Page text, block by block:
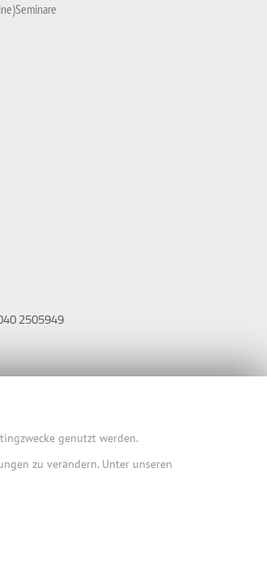
Seminare
2505949
genutzt werden.
zu verändern. Unter unseren